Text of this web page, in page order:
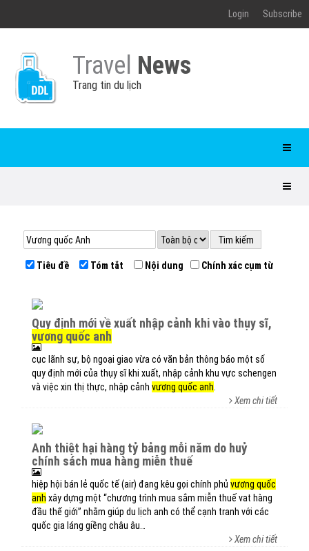
Login Subscribe
Travel News
Trang tin du lịch
Tiêu đề Tóm tắt Nội dung Chính xác cụm từ
quy định mới về xuất nhập cảnh khi vào thụy sĩ,
vương quốc anh
cục lãnh sự, bộ ngoại giao vừa có văn bản thông báo một số
quy định mới của thụy sĩ khi xuất, nhập cảnh khu vực schengen
và việc xin thị thực, nhập cảnh vương quốc anh
Xem chi tiết
anh thiệt hại hàng tỷ bảng mỗi năm do huỷ
chính sách mua hàng miễn thuế
hiệp hội bán lẻ quốc tế (air) đang kêu gọi chính phủ vương quốc
anh xây dựng một “chương trình mua sắm miễn thuế vat hàng
đầu thế giới” nhằm giúp du lịch anh có thể cạnh tranh với các
quốc gia láng giềng châu âu…
Xem chi tiết